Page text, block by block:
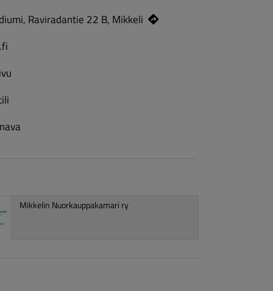
Raviradantie 22 B, Mikkeli
Mikkelin Nuorkauppakamari ry